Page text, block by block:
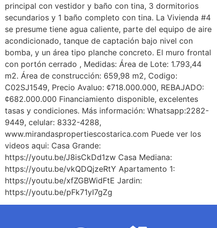
principal con vestidor y baño con tina, 3 dormitorios
secundarios y 1 baño completo con tina. La Vivienda #4
se presume tiene agua caliente, parte del equipo de aire
acondicionado, tanque de captación bajo nivel con
bomba, y un área tipo planche concreto. El muro frontal
con portón cerrado , Medidas: Área de Lote: 1.793,44
m2. Área de construcción: 659,98 m2, Codigo:
C02SJ1549, Precio Avaluo: ¢718.000.000, REBAJADO:
¢682.000.000 Financiamiento disponible, excelentes
tasas y condiciones. Más información: Whatsapp:2282-
9449, celular: 8332-4288,
www.mirandaspropertiescostarica.com Puede ver los
videos aqui: Casa Grande:
https://youtu.be/J8isCkDd1zw Casa Mediana:
https://youtu.be/vkQDQjzeRtY Apartamento 1:
https://youtu.be/xfZGBWidFtE Jardin:
https://youtu.be/pFk71yI7gZg